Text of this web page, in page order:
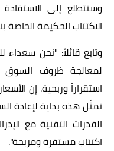
وسنتطلع إلى
الاكتتاب الحكيمة الخاصة
وتابع قائلاً: "نحن سعداء
لمعالجة ظروف السوق
استقراراً وربحية. إن
تمثّل هذه بداية لإعادة
القدرات التقنية مع
اكتتاب مستقرة ومربحة".